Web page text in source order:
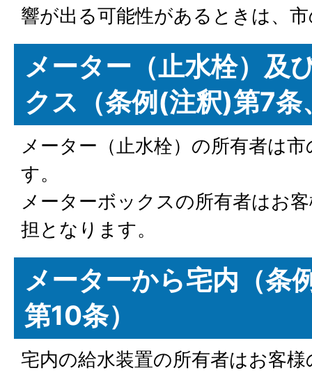
響が出る可能性があるときは、
メーター（止水栓）及
クス（条例(注釈)第7条
メーター（止水栓）の所有者は
す。
メーターボックスの所有者はお
担となります。
メーターから宅内（条
第10条）
宅内の給水装置の所有者はお客